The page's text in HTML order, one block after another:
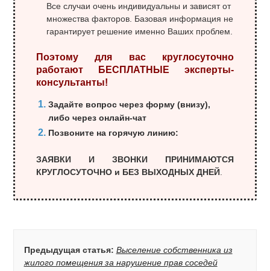
Все случаи очень индивидуальны и зависят от
множества факторов. Базовая информация не
гарантирует решение именно Ваших проблем.
Поэтому для вас круглосуточно
работают БЕСПЛАТНЫЕ эксперты-
консультанты!
Задайте вопрос через форму (внизу),
либо через онлайн-чат
Позвоните на горячую линию:
ЗАЯВКИ И ЗВОНКИ ПРИНИМАЮТСЯ
КРУГЛОСУТОЧНО и БЕЗ ВЫХОДНЫХ ДНЕЙ.
Предыдущая статья: Выселение собственника из
жилого помещения за нарушение прав соседей